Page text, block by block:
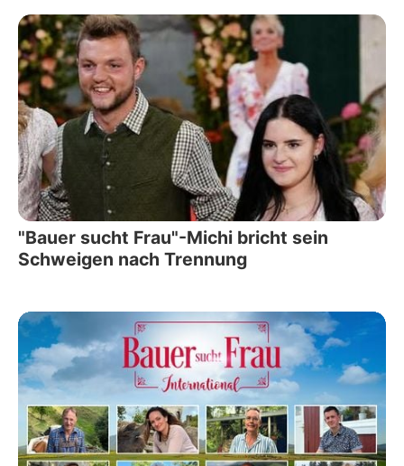
"Bauer sucht Frau"-Michi bricht sein
Schweigen nach Trennung